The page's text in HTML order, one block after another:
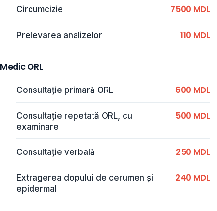
Circumcizie 7500 MDL
Prelevarea analizelor 110 MDL
Medic ORL
Consultaţie primară ORL 600 MDL
Consultaţie repetată ORL, cu
examinare
500 MDL
Consultație verbală 250 MDL
Extragerea dopului de cerumen şi
epidermal
240 MDL